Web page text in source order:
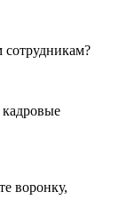
сотрудникам?
воронку,